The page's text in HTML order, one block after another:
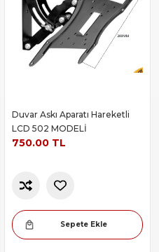
Duvar Askı Aparatı Hareketli
LCD 502 MODELİ
750.00 TL
Sepete Ekle